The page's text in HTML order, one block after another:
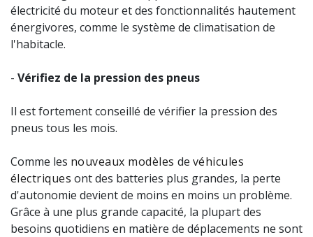
électricité du moteur et des fonctionnalités hautement
énergivores, comme le système de climatisation de
l'habitacle.
- Vérifiez de la pression des pneus
Il est fortement conseillé de vérifier la pression des
pneus tous les mois.
Comme les nouveaux modèles de véhicules
électriques ont des batteries plus grandes, la perte
d'autonomie devient de moins en moins un problème.
Grâce à une plus grande capacité, la plupart des
besoins quotidiens en matière de déplacements ne sont